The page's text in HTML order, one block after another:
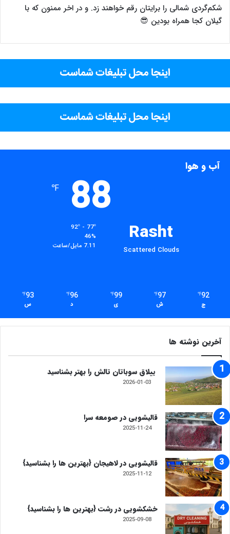
شکم‌گردی شمالی را برایتان رقم خواهند زد. و در اخر ممنون که با
گیلان کجا همراه بودین 😎
آب و هوا
Rasht
Scattered Clouds
88
℉
92º - 77º
46%
7.11 مایل/ساعت
92
℉
ج
97
℉
ش
99
℉
ی
96
℉
د
93
℉
س
آخرین نوشته ها
ییلاق سوباتان تالش را بهتر بشناسید
2026-01-03
​قالیشویی در صومعه سرا
2025-11-24
قالیشویی‌ در لاهیجان {بهترین ها را بشناسید}
2025-11-12
خشکشویی در رشت {بهترین ها را بشناسید}
2025-09-08